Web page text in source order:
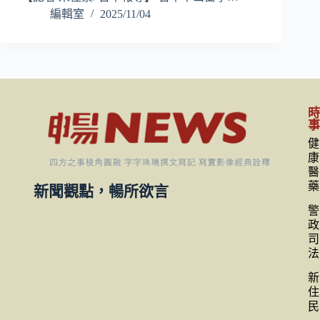
編輯室
2025/11/04
新聞觀點，暢所欲言
時
事
健
康
醫
藥
警
政
司
法
新
住
民